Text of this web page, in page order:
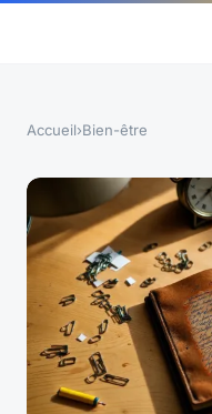
Accueil›Bien-être